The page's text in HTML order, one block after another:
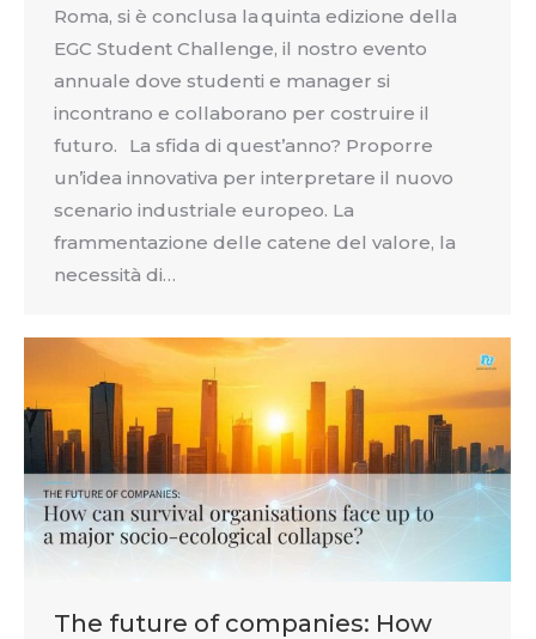
Roma, si è conclusa la quinta edizione della
EGC Student Challenge, il nostro evento
annuale dove studenti e manager si
incontrano e collaborano per costruire il
futuro. La sfida di quest’anno? Proporre
un’idea innovativa per interpretare il nuovo
scenario industriale europeo. La
frammentazione delle catene del valore, la
necessità di…
The future of companies: How